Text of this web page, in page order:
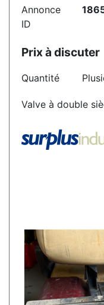
Annonce
ID
Prix à discuter
Quantité
Valve à double